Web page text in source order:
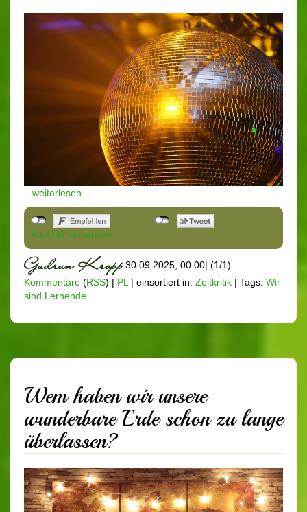
...weiterlesen
Als Mail versenden
30.09.2025, 00.00| (1/1)
Kommentare (RSS) | PL | einsortiert in: Zeitkritik | Tags: Wir
sind Lernende
Wem haben wir unsere
wunderbare Erde schon zu lange
überlassen?